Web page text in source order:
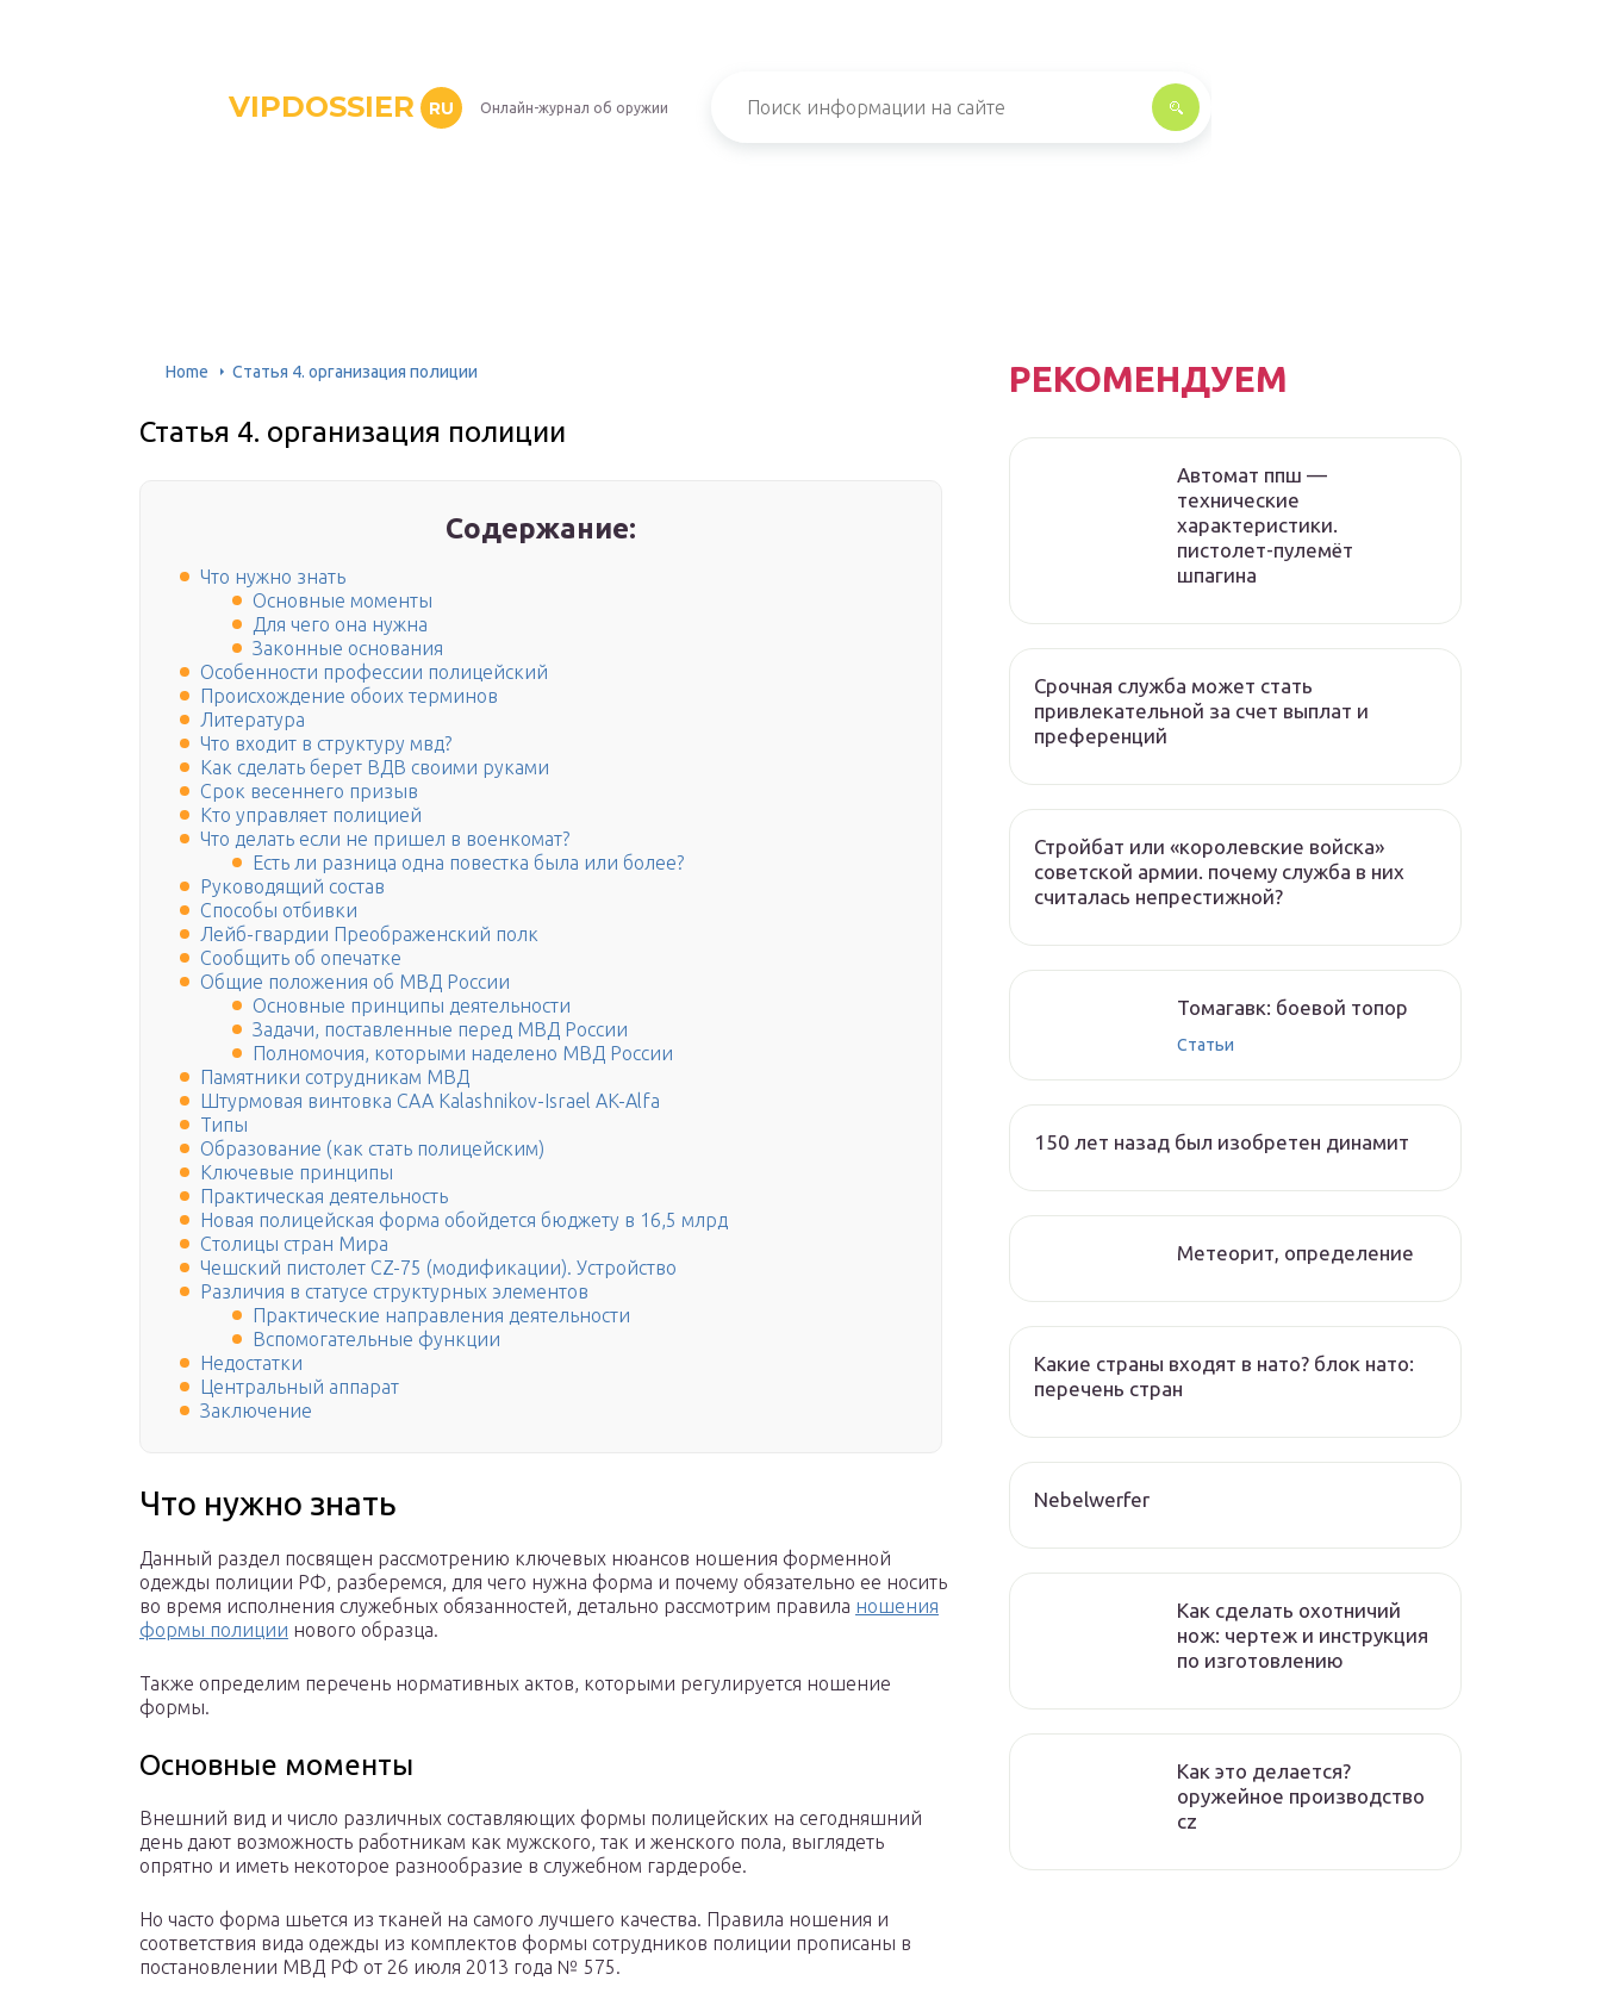
VIPDOSSIER RU Онлайн-журнал об оружии
Home Статья 4. организация полиции
Статья 4. организация полиции
Содержание:
Что нужно знать
Основные моменты
Для чего она нужна
Законные основания
Особенности профессии полицейский
Происхождение обоих терминов
Литература
Что входит в структуру мвд?
Как сделать берет ВДВ своими руками
Срок весеннего призыв
Кто управляет полицией
Что делать если не пришел в военкомат?
Есть ли разница одна повестка была или более?
Руководящий состав
Способы отбивки
Лейб-гвардии Преображенский полк
Сообщить об опечатке
Общие положения об МВД России
Основные принципы деятельности
Задачи, поставленные перед МВД России
Полномочия, которыми наделено МВД России
Памятники сотрудникам МВД
Штурмовая винтовка CAA Kalashnikov-Israel AK-Alfa
Типы
Образование (как стать полицейским)
Ключевые принципы
Практическая деятельность
Новая полицейская форма обойдется бюджету в 16,5 млрд
Столицы стран Мира
Чешский пистолет CZ-75 (модификации). Устройство
Различия в статусе структурных элементов
Практические направления деятельности
Вспомогательные функции
Недостатки
Центральный аппарат
Заключение
Что нужно знать
Данный раздел посвящен рассмотрению ключевых нюансов ношения форменной
одежды полиции РФ, разберемся, для чего нужна форма и почему обязательно ее носить
во время исполнения служебных обязанностей, детально рассмотрим правила ношения
формы полиции нового образца.
Также определим перечень нормативных актов, которыми регулируется ношение
формы.
Основные моменты
Внешний вид и число различных составляющих формы полицейских на сегодняшний
день дают возможность работникам как мужского, так и женского пола, выглядеть
опрятно и иметь некоторое разнообразие в служебном гардеробе.
Но часто форма шьется из тканей на самого лучшего качества. Правила ношения и
соответствия вида одежды из комплектов формы сотрудников полиции прописаны в
постановлении МВД РФ от 26 июля 2013 гoдa № 575.
РЕКОМЕНДУЕМ
Автомат ппш —
технические
характеристики.
пистолет-пулемёт
шпагина
Срочная служба может стать
привлекательной за счет выплат и
преференций
Стройбат или «королевские войска»
советской армии. почему служба в них
считалась непрестижной?
Томагавк: боевой топор
Статьи
150 лет назад был изобретен динамит
Метеорит, определение
Какие страны входят в нато? блок нато:
перечень стран
Nebelwerfer
Как сделать охотничий
нож: чертеж и инструкция
по изготовлению
Как это делается?
оружейное производство
cz